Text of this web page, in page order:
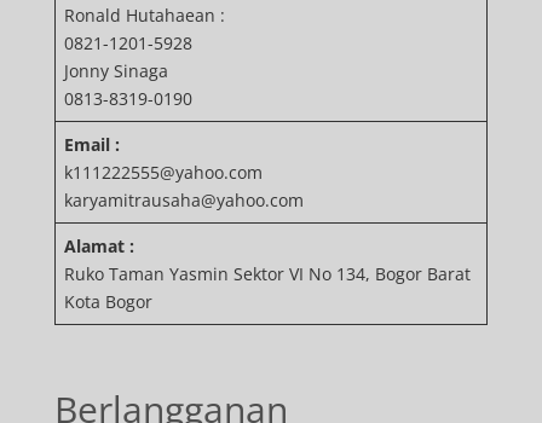
Ronald Hutahaean :
0821-1201-5928
Jonny Sinaga
0813-8319-0190
Email :
k111222555@yahoo.com
karyamitrausaha@yahoo.com
Alamat :
Ruko Taman Yasmin Sektor VI No 134, Bogor Barat
Kota Bogor
Berlangganan